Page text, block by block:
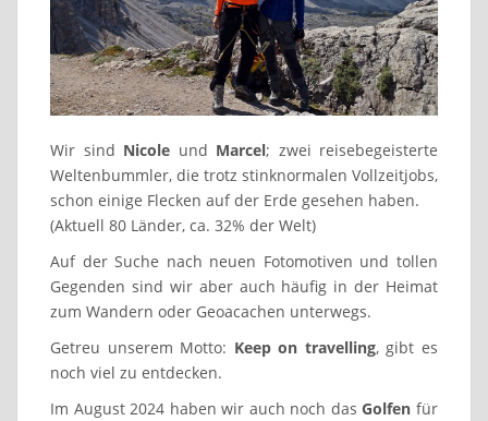
Wir sind Nicole und Marcel; zwei reisebegeisterte
Weltenbummler, die trotz stinknormalen Vollzeitjobs,
schon einige Flecken auf der Erde gesehen haben.
(Aktuell 80 Länder, ca. 32% der Welt)
Auf der Suche nach neuen Fotomotiven und tollen
Gegenden sind wir aber auch häufig in der Heimat
zum Wandern oder Geoacachen unterwegs.
Getreu unserem Motto: Keep on travelling, gibt es
noch viel zu entdecken.
Im August 2024 haben wir auch noch dasGolfen für